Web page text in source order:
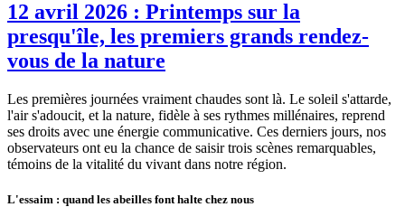
12 avril 2026 : Printemps sur la
presqu'île, les premiers grands rendez-
vous de la nature
Les premières journées vraiment chaudes sont là. Le soleil s'attarde,
l'air s'adoucit, et la nature, fidèle à ses rythmes millénaires, reprend
ses droits avec une énergie communicative. Ces derniers jours, nos
observateurs ont eu la chance de saisir trois scènes remarquables,
témoins de la vitalité du vivant dans notre région.
L'essaim : quand les abeilles font halte chez nous